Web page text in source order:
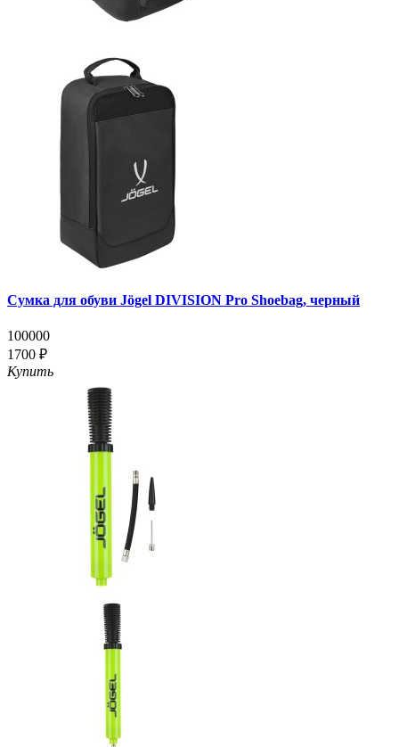
Сумка для обуви Jögel DIVISION Pro Shoebag, черный
100000
1700 ₽
Купить